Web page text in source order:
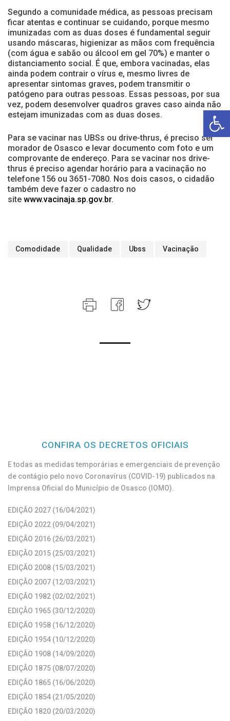
Segundo a comunidade médica, as pessoas precisam
ficar atentas e continuar se cuidando, porque mesmo
imunizadas com as duas doses é fundamental seguir
usando máscaras, higienizar as mãos com frequência
(com água e sabão ou álcool em gel 70%) e manter o
distanciamento social. É que, embora vacinadas, elas
ainda podem contrair o vírus e, mesmo livres de
apresentar sintomas graves, podem transmitir o
patógeno para outras pessoas. Essas pessoas, por sua
vez, podem desenvolver quadros graves caso ainda não
estejam imunizadas com as duas doses.
Para se vacinar nas UBSs ou drive-thrus, é preciso ser
morador de Osasco e levar documento com foto e um
comprovante de endereço. Para se vacinar nos drive-
thrus é preciso agendar horário para a vacinação no
telefone 156 ou 3651-7080. Nos dois casos, o cidadão
também deve fazer o cadastro no
site www.vacinaja.sp.gov.br.
Comodidade Qualidade Ubss Vacinação
CONFIRA OS DECRETOS OFICIAIS
E todas as medidas temporárias e emergenciais de prevenção
de contágio pelo novo Coronavírus (COVID-19) publicados na
Imprensa Oficial do Município de Osasco (IOMO).
EDIÇÃO 2027 (16/04/2021)
EDIÇÃO 2022 (09/04/2021)
EDIÇÃO 2016 (26/03/2021)
EDIÇÃO 2015 (25/03/2021)
EDIÇÃO 2008 (15/03/2021)
EDIÇÃO 2007 (12/03/2021)
EDIÇÃO 1982 (02/02/2021)
EDIÇÃO 1965 (30/12/2020)
EDIÇÃO 1958 (16/12/2020)
EDIÇÃO 1954 (10/12/2020)
EDIÇÃO 1908 (14/09/2020)
EDIÇÃO 1875 (08/07/2020)
EDIÇÃO 1865 (16/06/2020)
EDIÇÃO 1854 (21/05/2020)
EDIÇÃO 1820 (20/03/2020)
Open toolbar